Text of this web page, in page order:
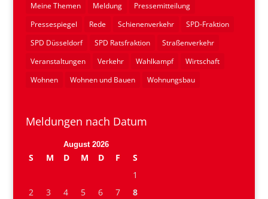
Meine Themen
Meldung
Pressemitteilung
Pressespiegel
Rede Schienenverkehr
SPD-Fraktion
SPD Düsseldorf
SPD Ratsfraktion
Straßenverkehr
Veranstaltungen
Verkehr Wahlkampf
Wirtschaft
Wohnen
Wohnen und Bauen Wohnungsbau
Meldungen nach Datum
August 2026
S M D M D F
S
1
2
3 4 5 6 7
8